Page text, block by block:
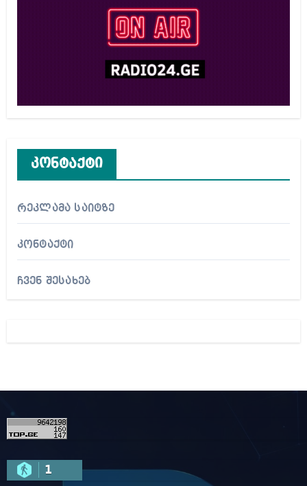
კონტაქტი
რეკლამა საიტზე
კონტაქტი
ჩვენ შესახებ
1